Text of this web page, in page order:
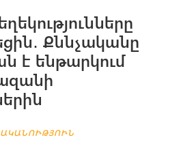
Քննչականը
է ենթարկում